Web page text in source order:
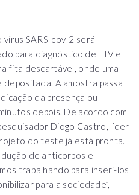
SARS-cov-2 será
para diagnóstico de HIV e
fita descartável, onde uma
depositada. A amostra passa
da presença ou
depois. De acordo com
Diogo Castro, líder
do teste já está pronta.
de anticorpos e
trabalhando para inseri-los
para a sociedade”,